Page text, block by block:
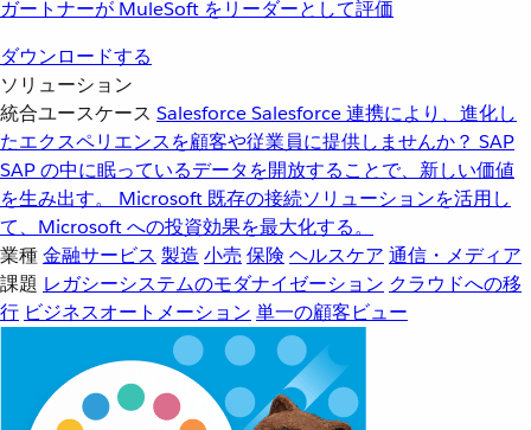
ガートナーが MuleSoft をリーダーとして評価
ダウンロードする
ソリューション
統合ユースケース SalesforceSalesforce 連携により、進化し
たエクスペリエンスを顧客や従業員に提供しませんか？ SAP
SAP の中に眠っているデータを開放することで、新しい価値
を生み出す。
Microsoft 既存の接続ソリューションを活用し
て、Microsoft への投資効果を最大化する。
業種金融サービス 製造 小売 保険 ヘルスケア 通信・メディア
課題 レガシーシステムのモダナイゼーション クラウドへの移
行 ビジネスオートメーション 単一の顧客ビュー